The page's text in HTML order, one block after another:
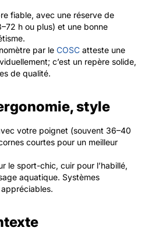
fiable, avec une réserve de
h ou plus) et une bonne
par le COSC atteste une
c’est un repère solide,
de qualité.
style
votre poignet (souvent 36–40
courtes pour un meilleur
le sport-chic, cuir pour l’habillé,
aquatique. Systèmes